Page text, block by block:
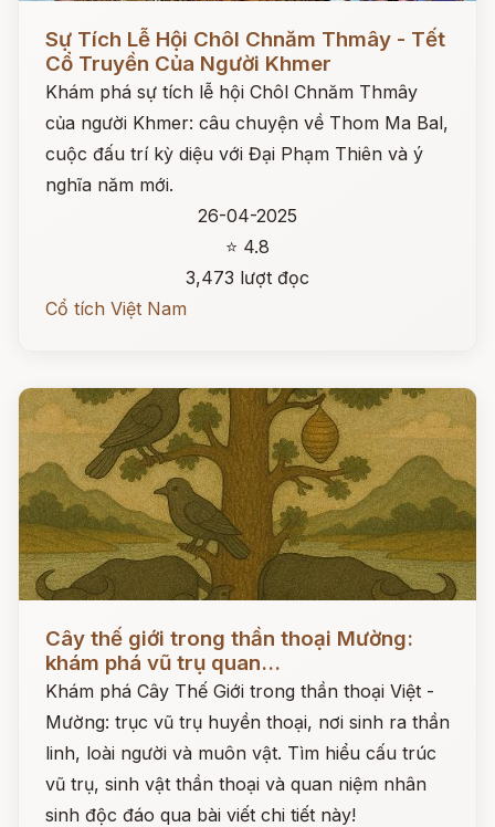
Sự Tích Lễ Hội Chôl Chnăm Thmây - Tết
Cổ Truyền Của Người Khmer
Khám phá sự tích lễ hội Chôl Chnăm Thmây
của người Khmer: câu chuyện về Thom Ma Bal,
cuộc đấu trí kỳ diệu với Đại Phạm Thiên và ý
nghĩa năm mới.
26-04-2025
⭐ 4.8
3,473 lượt đọc
Cổ tích Việt Nam
Cây thế giới trong thần thoại Mường:
khám phá vũ trụ quan...
Khám phá Cây Thế Giới trong thần thoại Việt -
Mường: trục vũ trụ huyền thoại, nơi sinh ra thần
linh, loài người và muôn vật. Tìm hiểu cấu trúc
vũ trụ, sinh vật thần thoại và quan niệm nhân
sinh độc đáo qua bài viết chi tiết này!